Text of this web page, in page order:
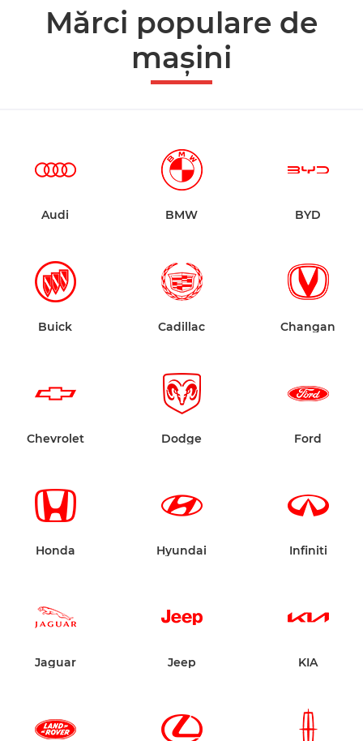
Mărci populare de
mașini
Audi BMW BYD
Buick Cadillac Changan
Chevrolet Dodge Ford
Honda Hyundai Infiniti
Jaguar Jeep KIA